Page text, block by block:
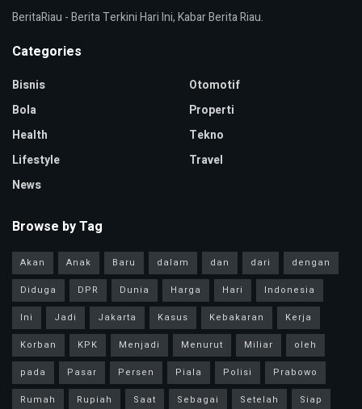
BeritaRiau - Berita Terkini Hari Ini, Kabar Berita Riau.
Categories
Bisnis
Bola
Health
Lifestyle
News
Otomotif
Properti
Tekno
Travel
Browse by Tag
Akan Anak Baru dalam dan dari
dengan
Diduga
DPR Dunia Harga Hari
Indonesia
Ini
Jadi Jakarta Kasus Kebakaran
Kerja
Korban
KPK Menjadi Menurut Miliar
oleh
pada
Pasar Persen Piala Polisi
Prabowo
Rumah
Rupiah Saat Sebagai Setelah
Siap